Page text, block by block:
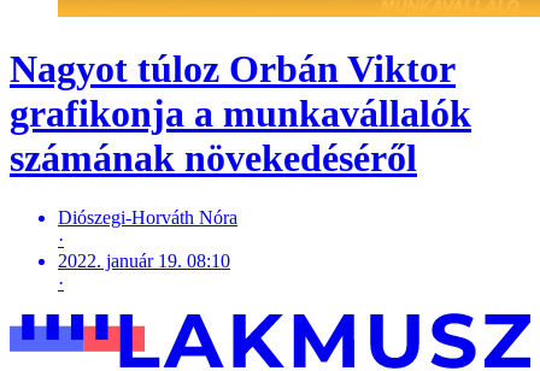
Nagyot túloz Orbán Viktor
grafikonja a munkavállalók
számának növekedéséről
Diószegi-Horváth Nóra
·
2022. január 19. 08:10
·